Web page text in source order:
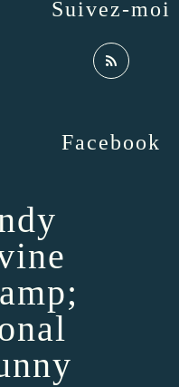
Suivez-moi
Facebook